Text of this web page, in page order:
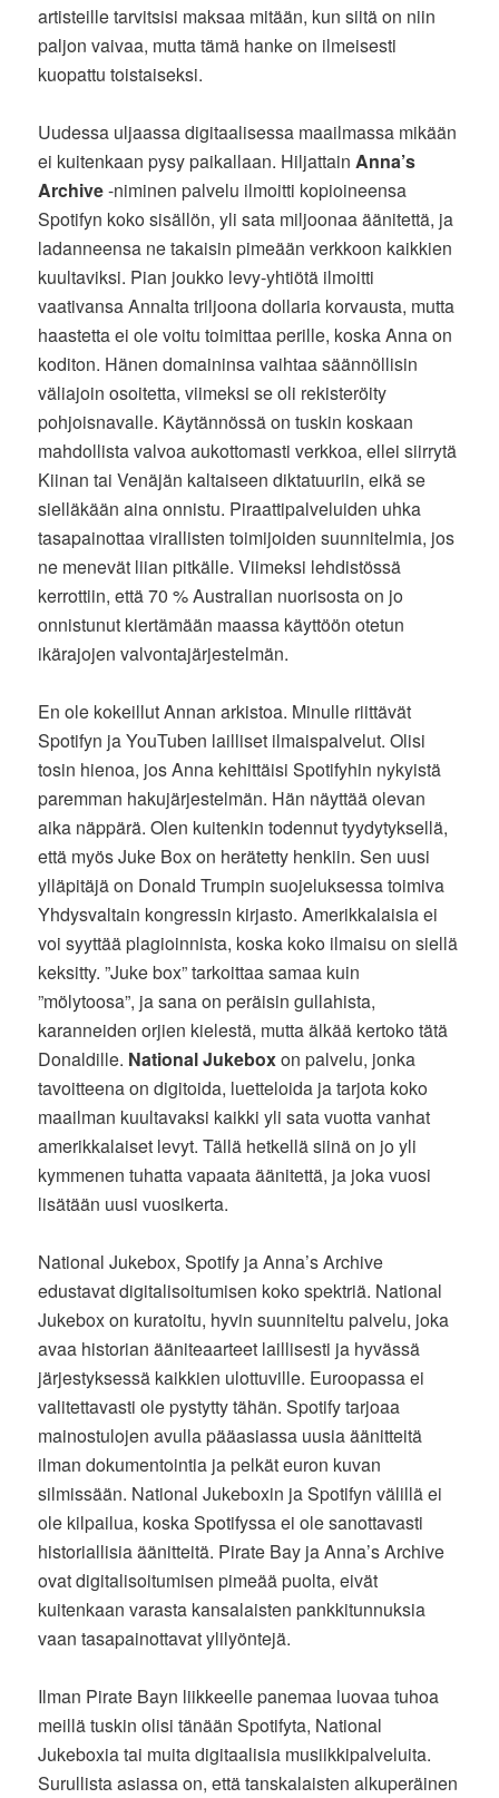
artisteille tarvitsisi maksaa mitään, kun siitä on niin
paljon vaivaa, mutta tämä hanke on ilmeisesti
kuopattu toistaiseksi.
Uudessa uljaassa digitaalisessa maailmassa mikään
ei kuitenkaan pysy paikallaan. HiljattainAnna’s
Archive-niminen palvelu ilmoitti kopioineensa
Spotifyn koko sisällön, yli sata miljoonaa äänitettä, ja
ladanneensa ne takaisin pimeään verkkoon kaikkien
kuultaviksi. Pian joukko levy-yhtiötä ilmoitti
vaativansa Annalta triljoona dollaria korvausta, mutta
haastetta ei ole voitu toimittaa perille, koska Anna on
koditon. Hänen domaininsa vaihtaa säännöllisin
väliajoin osoitetta, viimeksi se oli rekisteröity
pohjoisnavalle. Käytännössä on tuskin koskaan
mahdollista valvoa aukottomasti verkkoa, ellei siirrytä
Kiinan tai Venäjän kaltaiseen diktatuuriin, eikä se
sielläkään aina onnistu. Piraattipalveluiden uhka
tasapainottaa virallisten toimijoiden suunnitelmia, jos
ne menevät liian pitkälle. Viimeksi lehdistössä
kerrottiin, että 70 % Australian nuorisosta on jo
onnistunut kiertämään maassa käyttöön otetun
ikärajojen valvontajärjestelmän.
En ole kokeillut Annan arkistoa. Minulle riittävät
Spotifyn ja YouTuben lailliset ilmaispalvelut. Olisi
tosin hienoa, jos Anna kehittäisi Spotifyhin nykyistä
paremman hakujärjestelmän. Hän näyttää olevan
aika näppärä. Olen kuitenkin todennut tyydytyksellä,
että myös Juke Box on herätetty henkiin. Sen uusi
ylläpitäjä on Donald Trumpin suojeluksessa toimiva
Yhdysvaltain kongressin kirjasto. Amerikkalaisia ei
voi syyttää plagioinnista, koska koko ilmaisu on siellä
keksitty. ”Juke box” tarkoittaa samaa kuin
”mölytoosa”, ja sana on peräisin gullahista,
karanneiden orjien kielestä, mutta älkää kertoko tätä
Donaldille. National Jukeboxon palvelu, jonka
tavoitteena on digitoida, luetteloida ja tarjota koko
maailman kuultavaksi kaikki yli sata vuotta vanhat
amerikkalaiset levyt. Tällä hetkellä siinä on jo yli
kymmenen tuhatta vapaata äänitettä, ja joka vuosi
lisätään uusi vuosikerta.
National Jukebox, Spotify ja Anna’s Archive
edustavat digitalisoitumisen koko spektriä. National
Jukebox on kuratoitu, hyvin suunniteltu palvelu, joka
avaa historian ääniteaarteet laillisesti ja hyvässä
järjestyksessä kaikkien ulottuville. Euroopassa ei
valitettavasti ole pystytty tähän. Spotify tarjoaa
mainostulojen avulla pääasiassa uusia äänitteitä
ilman dokumentointia ja pelkät euron kuvan
silmissään. National Jukeboxin ja Spotifyn välillä ei
ole kilpailua, koska Spotifyssa ei ole sanottavasti
historiallisia äänitteitä. Pirate Bay ja Anna’s Archive
ovat digitalisoitumisen pimeää puolta, eivät
kuitenkaan varasta kansalaisten pankkitunnuksia
vaan tasapainottavat ylilyöntejä.
Ilman Pirate Bayn liikkeelle panemaa luovaa tuhoa
meillä tuskin olisi tänään Spotifyta, National
Jukeboxia tai muita digitaalisia musiikkipalveluita.
Surullista asiassa on, että tanskalaisten alkuperäinen